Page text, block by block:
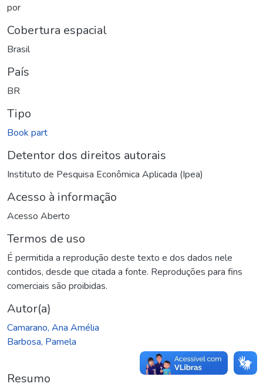
por
Cobertura espacial
Brasil
País
BR
Tipo
Book part
Detentor dos direitos autorais
Instituto de Pesquisa Econômica Aplicada (Ipea)
Acesso à informação
Acesso Aberto
Termos de uso
É permitida a reprodução deste texto e dos dados nele
contidos, desde que citada a fonte. Reproduções para fins
comerciais são proibidas.
Autor(a)
Camarano, Ana Amélia
Barbosa, Pamela
Resumo